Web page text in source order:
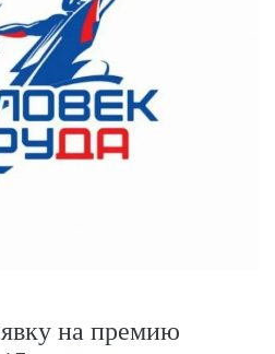
на премию